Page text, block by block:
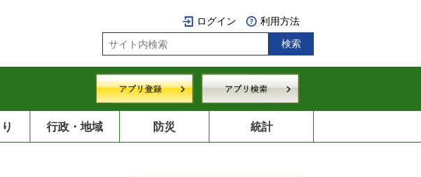
ログイン 利用方法
行政・地域 防災 統計